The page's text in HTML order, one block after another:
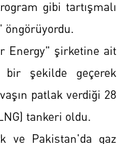
gibi tartışmalı
Energy" şirketine ait
bir şekilde geçerek
patlak verdiği 28
tankeri oldu.
ve Pakistan'da gaz